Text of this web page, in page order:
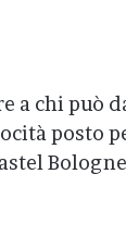
a chi può
posto